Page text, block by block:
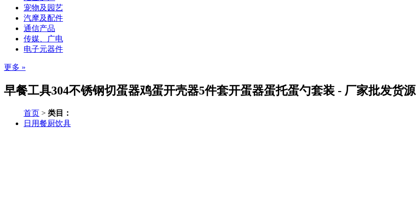
宠物及园艺
汽摩及配件
通信产品
传媒、广电
电子元器件
更多 »
早餐工具304不锈钢切蛋器鸡蛋开壳器5件套开蛋器蛋托蛋勺套装 - 厂家批发货源
首页 > 类目：
日用餐厨饮具